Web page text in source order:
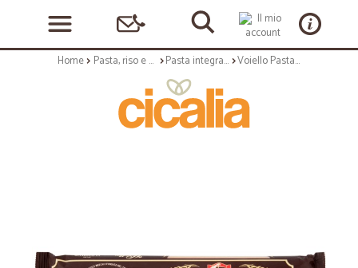
Home Pasta, riso e cerali Pasta integrale Voiello Pasta Lo Spaghetto Integrale grano Aureo 100% italianoTrafilata bronzo 500g